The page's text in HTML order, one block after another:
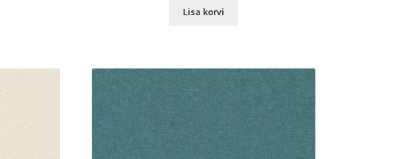
Lisa korvi